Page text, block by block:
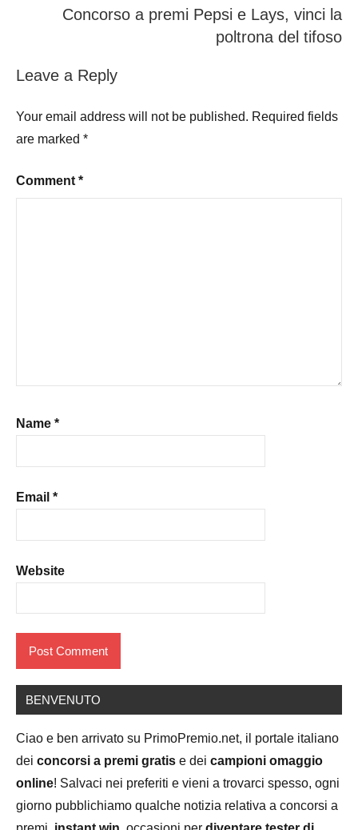
Concorso a premi Pepsi e Lays, vinci la
poltrona del tifoso
Leave a Reply
Your email address will not be published. Required fields
are marked *
Comment *
Name *
Email *
Website
BENVENUTO
Ciao e ben arrivato su PrimoPremio.net, il portale italiano
dei concorsi a premi gratis e dei campioni omaggio
online! Salvaci nei preferiti e vieni a trovarci spesso, ogni
giorno pubblichiamo qualche notizia relativa a concorsi a